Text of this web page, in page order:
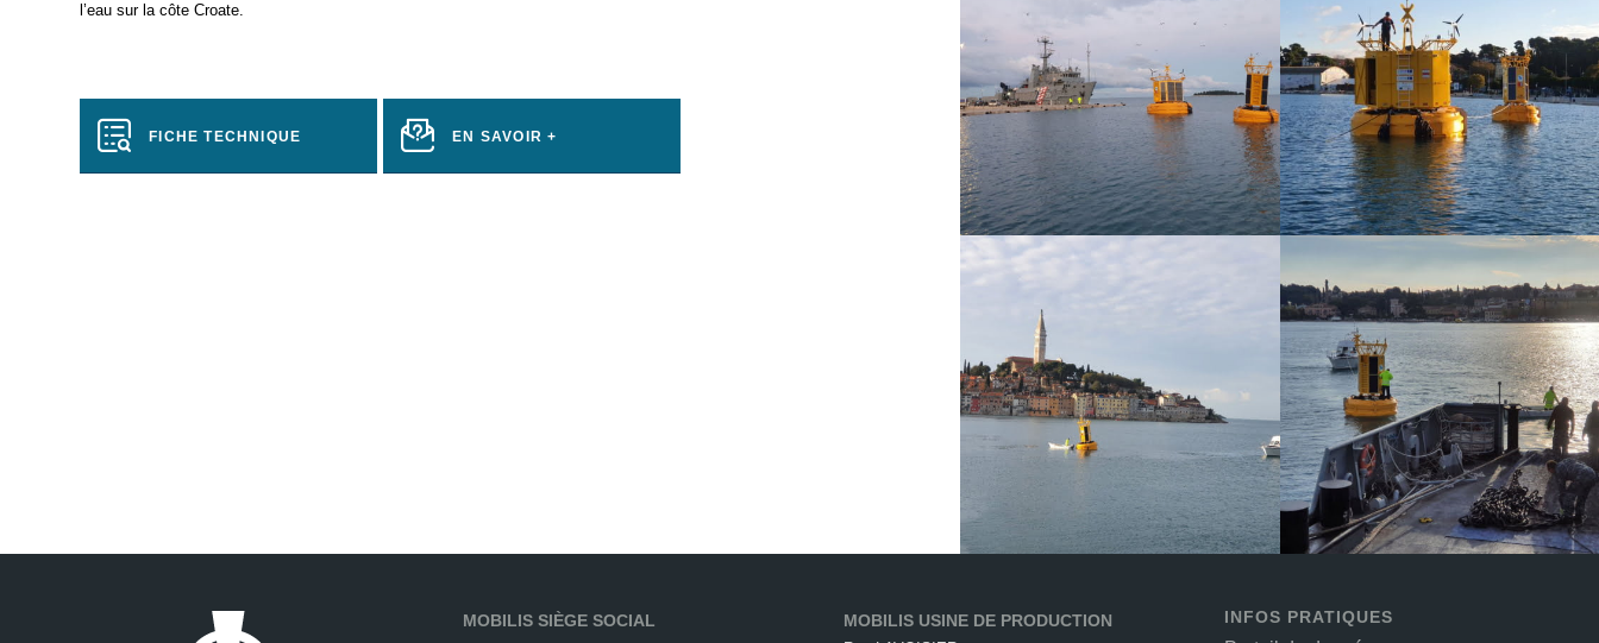
l’eau sur la côte Croate.
FICHE TECHNIQUE EN SAVOIR +
MOBILIS SIÈGE SOCIAL
MOBILIS USINE DE PRODUCTION
INFOS PRATIQUES